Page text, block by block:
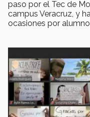
paso por el Tec de
campus Veracruz, y
ocasiones por